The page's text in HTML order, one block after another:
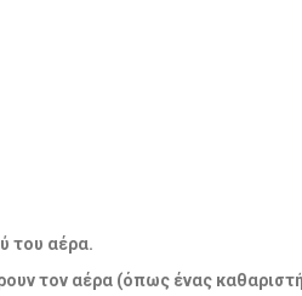
του αέρα.
τον αέρα (όπως ένας